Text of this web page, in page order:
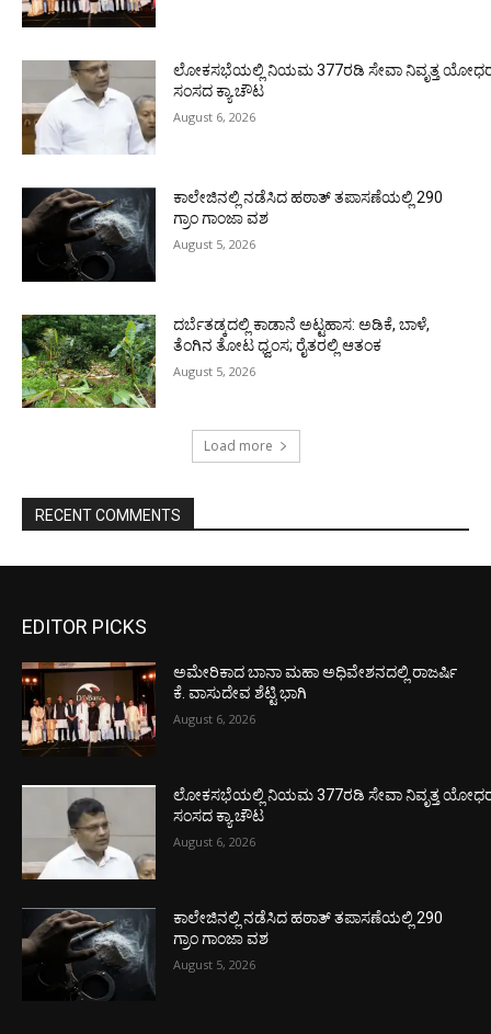
ಲೋಕಸಭೆಯಲ್ಲಿ ನಿಯಮ 377ರಡಿ ಸೇವಾ ನಿವೃತ್ತ
ಸಂಸದ ಕ್ಯಾ.ಚೌಟ
August 6, 2026
ಕಾಲೇಜಿನಲ್ಲಿ ನಡೆಸಿದ ಹಠಾತ್ ತಪಾಸಣೆಯಲ್ಲಿ 290
ಗ್ರಾಂ ಗಾಂಜಾ ವಶ
August 5, 2026
ದರ್ಬೆತಡ್ಕದಲ್ಲಿ ಕಾಡಾನೆ ಅಟ್ಟಹಾಸ: ಅಡಿಕೆ, ಬಾಳೆ,
ತೆಂಗಿನ ತೋಟ ಧ್ವಂಸ; ರೈತರಲ್ಲಿ ಆತಂಕ
August 5, 2026
Load more
RECENT COMMENTS
EDITOR PICKS
ಅಮೇರಿಕಾದ ಬಾನಾ ಮಹಾ ಅಧಿವೇಶನದಲ್ಲಿ ರಾಜರ್ಷಿ
ಕೆ. ವಾಸುದೇವ ಶೆಟ್ಟಿ ಭಾಗಿ
August 6, 2026
ಲೋಕಸಭೆಯಲ್ಲಿ ನಿಯಮ 377ರಡಿ ಸೇವಾ ನಿವೃತ್ತ
ಸಂಸದ ಕ್ಯಾ.ಚೌಟ
August 6, 2026
ಕಾಲೇಜಿನಲ್ಲಿ ನಡೆಸಿದ ಹಠಾತ್ ತಪಾಸಣೆಯಲ್ಲಿ 290
ಗ್ರಾಂ ಗಾಂಜಾ ವಶ
August 5, 2026